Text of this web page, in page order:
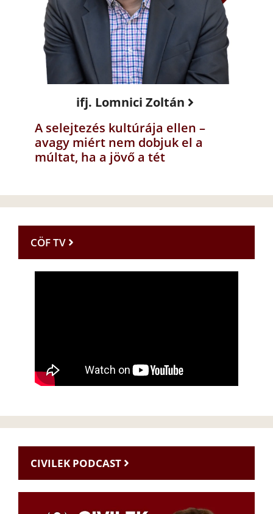
ifj. Lomnici Zoltán
A selejtezés kultúrája ellen –
avagy miért nem dobjuk el a
múltat, ha a jövő a tét
CÖF TV
CIVILEK PODCAST